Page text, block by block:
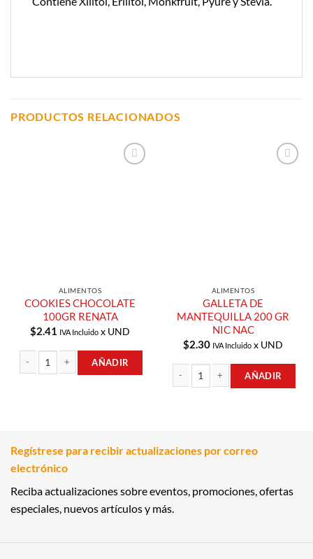
PRODUCTOS RELACIONADOS
ALIMENTOS
COOKIES CHOCOLATE
100GR RENATA
$2.41 IVA Incluido x UND
COOKIES CHOCOLATE 100GR RENATA cantidad
AÑADIR
ALIMENTOS
GALLETA DE
MANTEQUILLA 200 GR
NIC NAC
$2.30 IVA Incluido x UND
AÑADIR
Regístrese para recibir actualizaciones por correo
electrónico
Reciba actualizaciones sobre eventos, promociones, ofertas
especiales, nuevos artículos y más.